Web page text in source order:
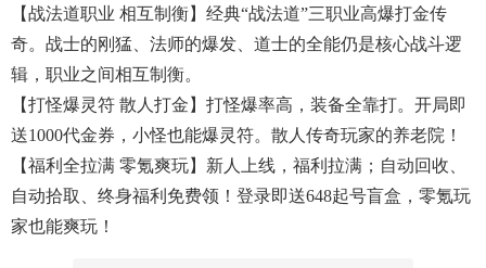
【战法道职业 相互制衡】经典“战法道”三职业高爆打金传
奇。战士的刚猛、法师的爆发、道士的全能仍是核心战斗逻
辑，职业之间相互制衡。
【打怪爆灵符 散人打金】打怪爆率高，装备全靠打。开局即
送1000代金券，小怪也能爆灵符。散人传奇玩家的养老院！
【福利全拉满 零氪爽玩】新人上线，福利拉满；自动回收、
自动拾取、终身福利免费领！登录即送648起号盲盒，零氪玩
家也能爽玩！